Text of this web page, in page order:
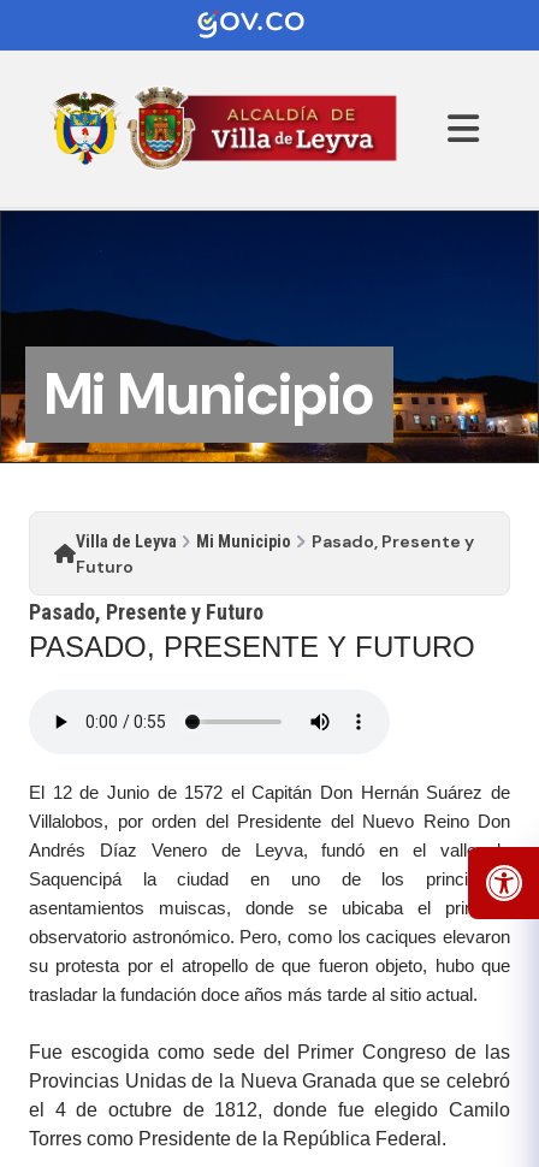
Mi Municipio
Villa de Leyva Mi Municipio
Pasado, Presente y
Futuro
Pasado, Presente y Futuro
​PASAD​O, PRESENTE Y FUTURO​
El 12 de Junio de 1572 el Capitán Don Hernán Suárez de
Villalobos, por orden del Presidente del Nuevo Reino Don
Andrés Díaz Venero de Leyva, fundó en el valle de
Saquencipá la ciudad en uno de los principales
asentamientos muiscas, donde se ubicaba el principal
observatorio astronómico. Pero, como los c​​​aciques elevaron
su protesta por el atropello de que fueron objeto, hubo que
trasladar la fundación doce años más tarde al sitio actual.
Fue escogida como sede del Primer Congreso de las
Provincias Unidas de la Nueva Granada que se celebró
el 4 de octubre de 1812, donde fue elegido Camilo
Torres como Presidente de la República Federal.